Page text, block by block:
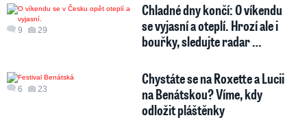
9 29
Chladné dny končí: O víkendu
se vyjasní a oteplí. Hrozí ale i
bouřky, sledujte radar …
6 23
Chystáte se na Roxette a Lucii
na Benátskou? Víme, kdy
odložit pláštěnky